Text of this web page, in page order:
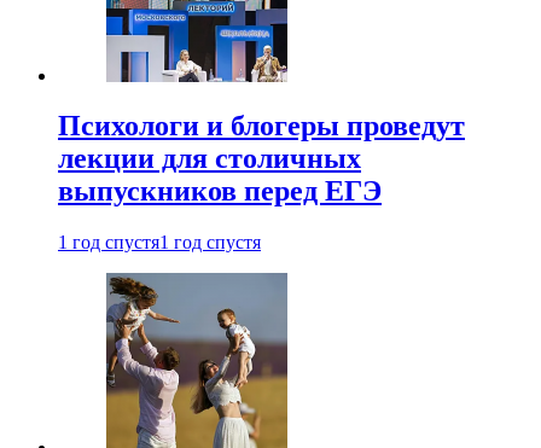
Психологи и блогеры проведут
лекции для столичных
выпускников перед ЕГЭ
1 год спустя1 год спустя